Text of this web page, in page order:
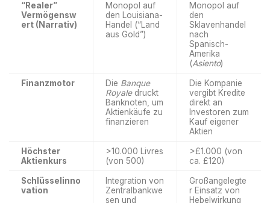
“Realer”
Vermögensw
ert (Narrativ)
Monopol auf
den Louisiana-
Handel (“Land
aus Gold”)
Monopol auf
den
Sklavenhandel
nach
Spanisch-
Amerika
(Asiento)
Finanzmotor Die Banque
Royaledruckt
Banknoten, um
Aktienkäufe zu
finanzieren
Die Kompanie
vergibt Kredite
direkt an
Investoren zum
Kauf eigener
Aktien
Höchster
Aktienkurs
>10.000 Livres
(von 500)
>£1.000 (von
ca. £120)
Schlüsselinno
vation
Integration von
Zentralbankwe
sen und
Großangelegte
r Einsatz von
Hebelwirkung